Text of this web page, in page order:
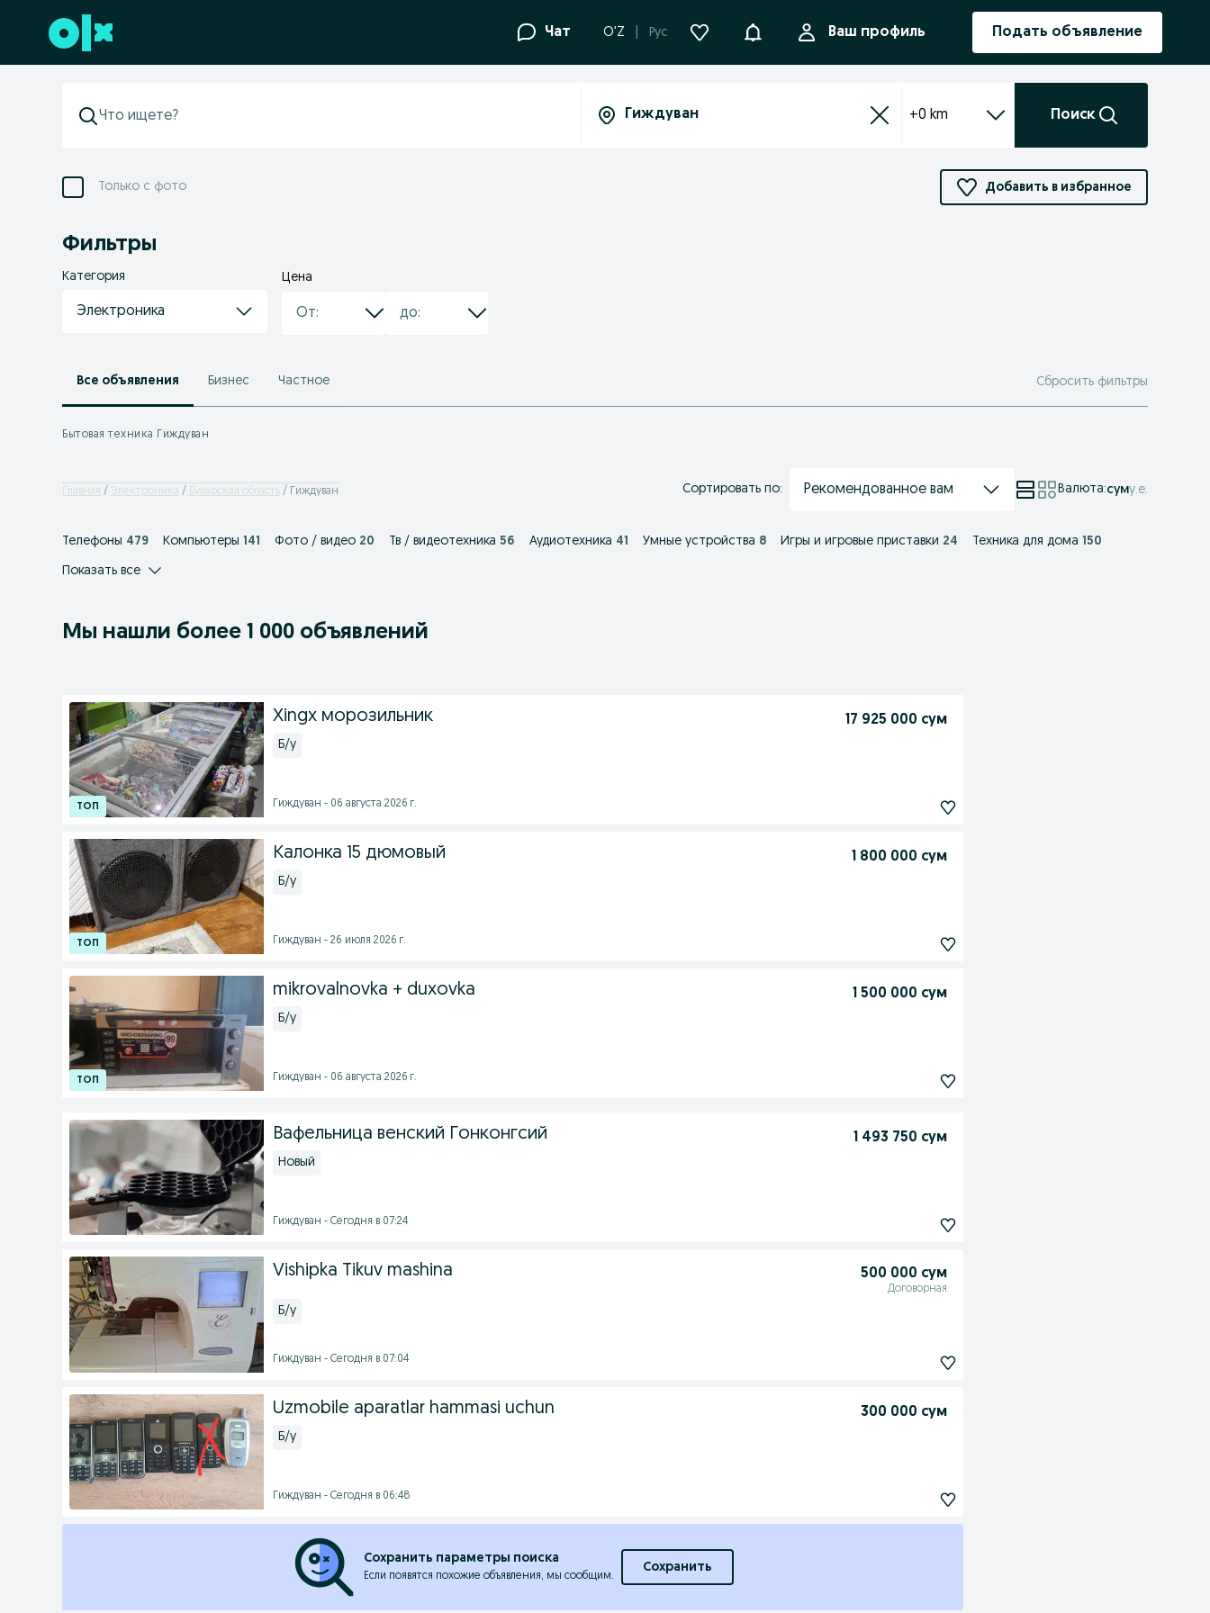
Перейти к нижнему колонтитулу Чат O'Z Рус УведомленияВаш профиль Подать объявление
+0 km Поиск
Только с фото Добавить в избранное
Фильтры
Категория
Электроника
Цена
Все объявления Бизнес Частное Сбросить фильтры
Бытовая техника Гиждуван
Главная Электроника Бухарская область Гиждуван Сортировать по: Рекомендованное вам Валюта:суму.е.
Телефоны 479 Компьютеры 141 Фото / видео 20 Тв / видеотехника 56 Аудиотехника 41 Умные устройства 8 Игры и игровые приставки 24 Техника для дома 150
Показать все
Мы нашли более 1 000 объявлений
Xingx морозильник 17 925 000 сум
Б/у
Гиждуван - 06 августа 2026 г.
Калонка 15 дюмовый 1 800 000 сум
Б/у
Гиждуван - 26 июля 2026 г.
mikrovalnovka + duxovka 1 500 000 сум
Б/у
Гиждуван - 06 августа 2026 г.
Вафельница венский Гонконгсий 1 493 750 сум
Новый
Гиждуван - Сегодня в 07:24
Vishipka Tikuv mashina 500 000 сум
Договорная
Б/у
Гиждуван - Сегодня в 07:04
Uzmobile aparatlar hammasi uchun 300 000 сум
Б/у
Гиждуван - Сегодня в 06:48
Сохранить параметры поиска
Если появятся похожие объявления, мы сообщим.
Сохранить